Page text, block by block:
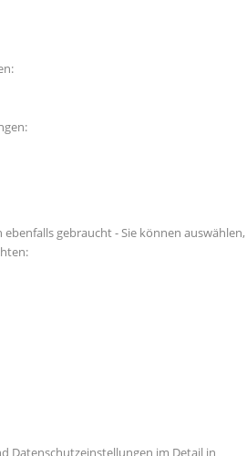
gebraucht - Sie können auswählen,
Datenschutzeinstellungen im Detail in